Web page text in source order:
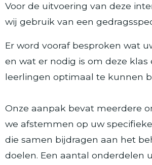
Voor de uitvoering van deze
wij gebruik van een
Er word vooraf besproken wat
en wat er nodig is om deze klas
leerlingen optimaal te kunnen
Onze aanpak bevat meerdere
we afstemmen op uw
die samen bijdragen aan het
doelen. Een aantal onderdelen